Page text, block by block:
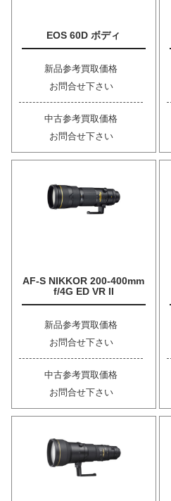
EOS 60D ボディ
新品参考買取価格
お問合せ下さい
中古参考買取価格
お問合せ下さい
AF-S NIKKOR 200-400mm
f/4G ED VR II
新品参考買取価格
お問合せ下さい
中古参考買取価格
お問合せ下さい